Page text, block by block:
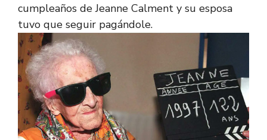
cumpleaños de Jeanne Calment y su esposa
tuvo que seguir pagándole.